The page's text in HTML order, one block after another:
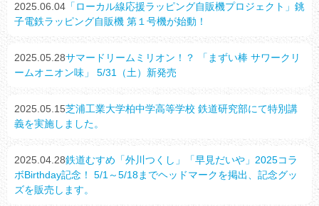
2025.06.04 「ローカル線応援ラッピング自販機プロジェクト」銚
子電鉄ラッピング自販機 第１号機が始動！
2025.05.28サマードリームミリオン！？ 「まずい棒 サワークリ
ームオニオン味」 5/31（土）新発売
2025.05.15芝浦工業大学柏中学高等学校 鉄道研究部にて特別講
義を実施しました。
2025.04.28鉄道むすめ「外川つくし」「早見だいや」2025コラ
ボBirthday記念！ 5/1～5/18までヘッドマークを掲出、記念グッ
ズを販売します。